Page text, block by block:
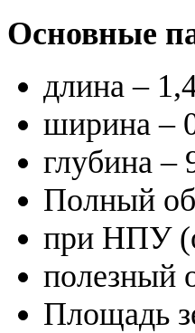
Основные
длина –
ширина –
глубина –
Полный
при НПУ
полезный
Площадь